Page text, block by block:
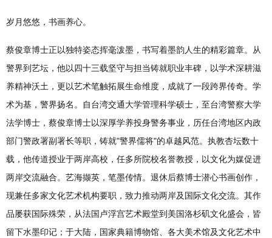
岁月悠悠，书画养心。
蔡俊章博士正以独特姿态挥毫泼墨，书写着墨韵人生的精彩篇章。从
警界到艺坛，他以四十三载坚守与担当铸就职业丰碑，以学术深耕滋
养精神沃土，更以艺术笔触拓展生命维度，成就了一段跨界传奇。学
术为基，警界扬名。自台湾交通大学管理科学硕士，至台湾警察大学
法学博士，蔡俊章博士以深厚学养投身警务事业，历任台湾地区内政
部门警政署副署长等职，铸就"警界儒将"的卓越风范。执教杏坛数十
载，他传道授业于两岸高校，任多所院校名誉教授，以文化为媒促进
两岸交流融合。艺海撷英，笔墨传情。退休后蔡博士潜心书画创作，
现兼任多家文化艺术机构要职，致力推动两岸及国际文化交流。其作
品屡获国际殊荣，从法国卢浮宫艺术殿堂到美国洛杉矶文化盛会，皆
留下水墨印记；于大陆，国家典籍博物馆、各大美术馆及文化艺术中